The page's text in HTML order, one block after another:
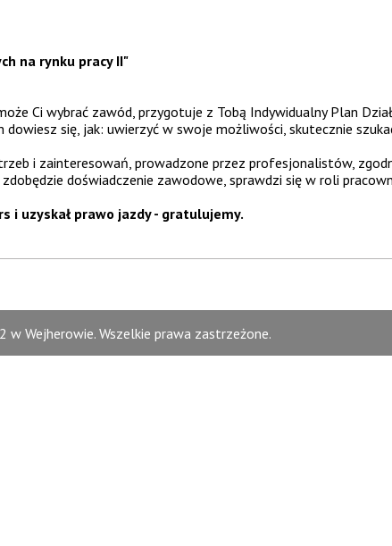
na rynku pracy II"
Ci wybrać zawód, przygotuje z Tobą Indywidualny Plan
się, jak: uwierzyć w swoje możliwości, skutecznie
i zainteresowań, prowadzone przez profesjonalistów,
doświadczenie zawodowe, sprawdzi się w roli
i uzyskał prawo jazdy - gratulujemy.
Wejherowie. Wszelkie prawa zastrzeżone.